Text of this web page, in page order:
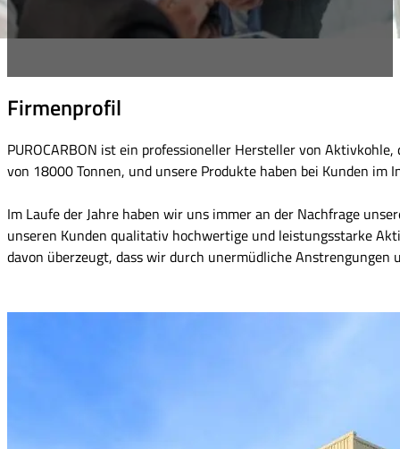
Firmenprofil
PUROCARBON ist ein professioneller Hersteller von
von 18000 Tonnen, und unsere Produkte haben bei Kunden
Im Laufe der Jahre haben wir uns immer an der Nachfrage
unseren Kunden qualitativ hochwertige und leistungsstarke
davon überzeugt, dass wir durch unermüdliche